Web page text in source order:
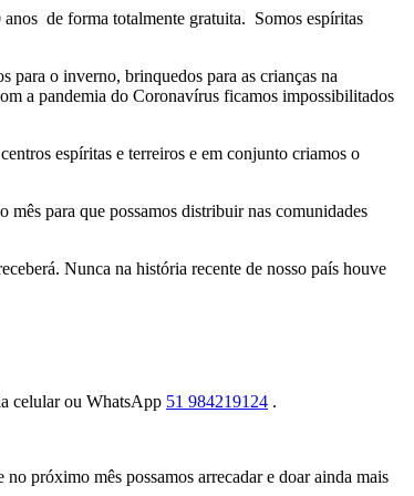
anos de forma totalmente gratuita. Somos espíritas
para o inverno, brinquedos para as crianças na
a pandemia do Coronavírus ficamos impossibilitados
espíritas e terreiros e em conjunto criamos o
para que possamos distribuir nas comunidades
Nunca na história recente de nosso país houve
celular ou WhatsApp 51 984219124 .
próximo mês possamos arrecadar e doar ainda mais